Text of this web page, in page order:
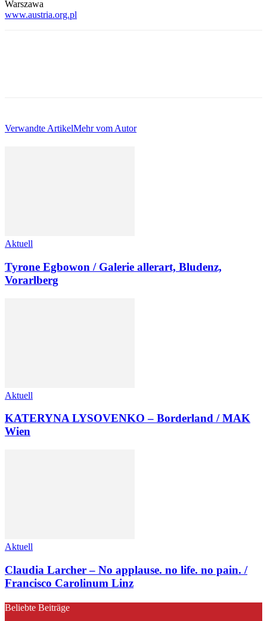
Warszawa
www.austria.org.pl
Verwandte ArtikelMehr vom Autor
Aktuell
Tyrone Egbowon / Galerie allerart, Bludenz,
Vorarlberg
Aktuell
KATERYNA LYSOVENKO – Borderland / MAK
Wien
Aktuell
Claudia Larcher – No applause. no life. no pain. /
Francisco Carolinum Linz
Beliebte Beiträge